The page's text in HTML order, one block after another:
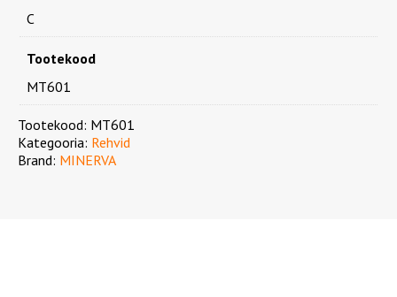
C
Tootekood
MT601
Tootekood: MT601
Kategooria: Rehvid
Brand: MINERVA